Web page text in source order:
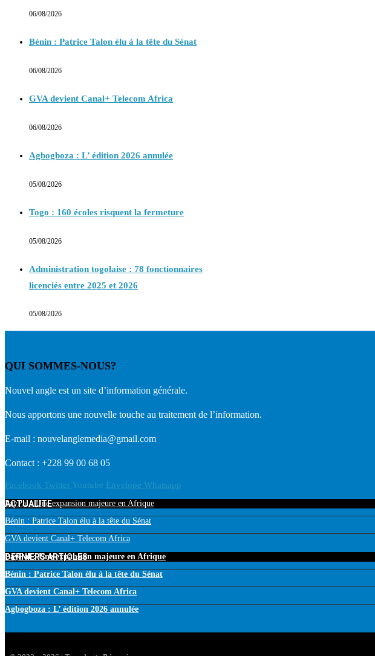
06/08/2026
Bénin : Patrice Talon élu à la tête du Sénat
06/08/2026
GVA devient Canal+ Telecom Africa
06/08/2026
Agbogboza : L’ édition 2026 annulée
05/08/2026
Togo : 160 écoles risquent la fermeture
05/08/2026
Administration togolaise : 78 fonctionnaires
licenciés entre 2025 et 2026
05/08/2026
QUI SOMMES-NOUS?
Nouvel angle est un site d’information générale.
Nous apportons une nouvelle touche au traitement de l’information.
E-mail : nouvelanglemedia@gmail.com
Contact : +228 99 00 68 05
Facebook Twitter Youtube Envelope Whatsapp
ACTUALITE
PayPal : Une expansion majeure en Afrique
Bénin : Patrice Talon élu à la tête du Sénat
GVA devient Canal+ Telecom Africa
DERNIERS ARTICLES
PayPal : Une expansion majeure en Afrique
Bénin : Patrice Talon élu à la tête du Sénat
GVA devient Canal+ Telecom Africa
Agbogboza : L’ édition 2026 annulée